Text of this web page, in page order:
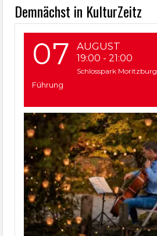
Demnächst in KulturZeitz
07 AUGUST
19:00 -21:00
Schlosspark Moritzburg
Führung